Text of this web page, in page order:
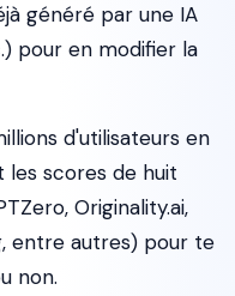
généré par une IA
pour en modifier la
d'utilisateurs en
les scores de huit
Originality.ai,
entre autres) pour te
non.